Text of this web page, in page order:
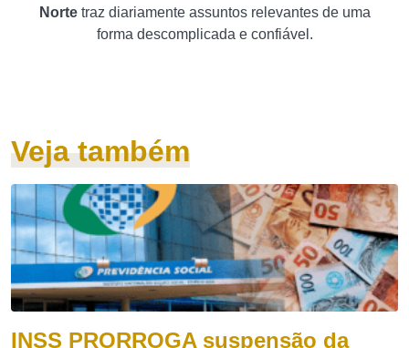
Norte traz diariamente assuntos relevantes de uma
forma descomplicada e confiável.
Veja também
INSS PRORROGA suspensão da